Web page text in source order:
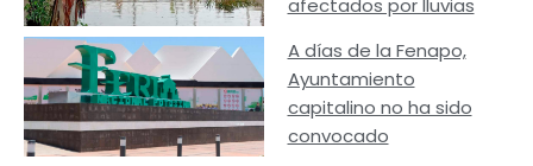
afectados por lluvias
A días de la Fenapo,
Ayuntamiento
capitalino no ha sido
convocado